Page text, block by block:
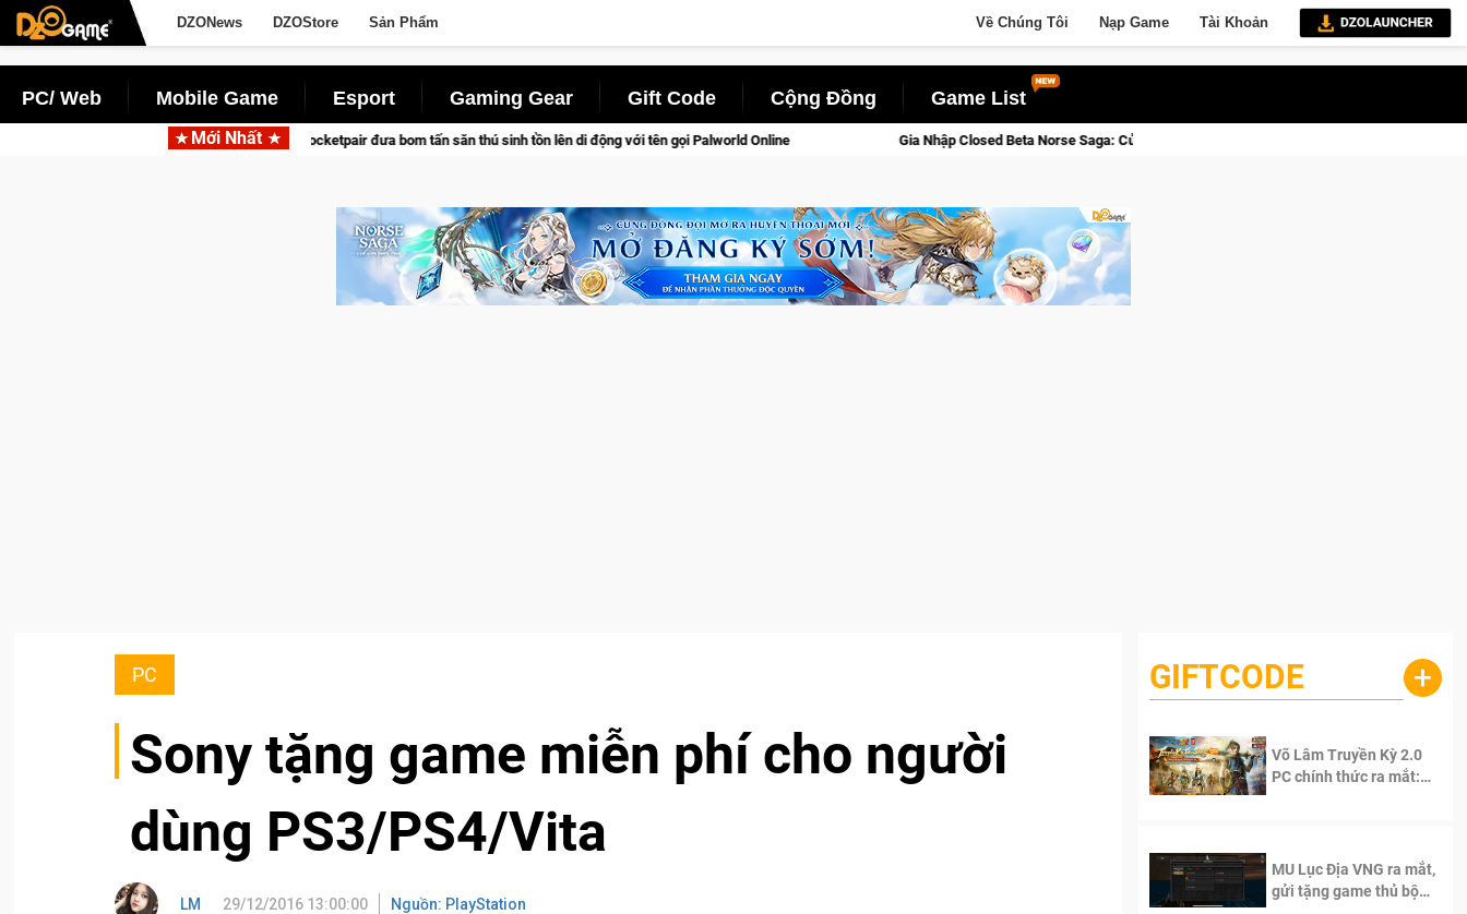
DZONews DZOStore Sản Phẩm Về Chúng Tôi Nạp Game Tài Khoản
PC/ Web Mobile Game Esport Gaming Gear Gift Code Cộng Đồng Game List
Mới Nhất
Garena hợp tác cùng Pocketpair đưa bom tấn săn thú sinh tồn lên di động với tên gọi Palworld Online Gia Nhập Closed Beta Norse Saga: Cửu Giới Thức Tỉnh, Săn DJI Osmo Pocket 3 Ngay Hôm Nay
PC
Sony tặng game miễn phí cho người
dùng PS3/PS4/Vita
LM 29/12/2016 13:00:00 Nguồn: PlayStation
GIFTCODE +
Võ Lâm Truyền Kỳ 2.0
PC chính thức ra mắt:
MU Lục Địa VNG ra mắt,
gửi tặng game thủ bộ